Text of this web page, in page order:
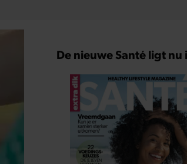
De nieuwe Santé ligt nu